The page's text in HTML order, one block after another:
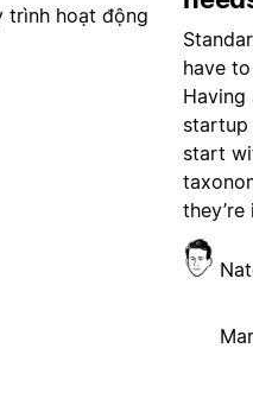
trình hoạt động
have
Having
startup
start